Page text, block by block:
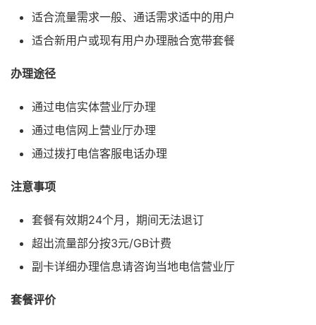
适合流量需求一般、通话需求适中的用户
适合新用户或现有用户办理融合宽带套餐
办理途径
通过电信实体营业厅办理
通过电信网上营业厅办理
通过拨打电信客服电话办理
注意事项
套餐有效期24个月，期间无法退订
超出流量部分按3元/GB计费
副卡详细办理信息请咨询当地电信营业厅
套餐评价